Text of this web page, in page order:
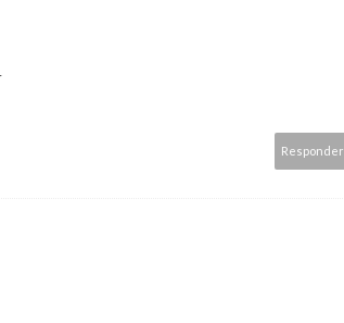
Responder